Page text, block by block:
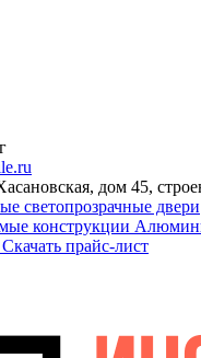
дом 45,
светопрозрачные двери
конструкции
Скачать прайс-лист